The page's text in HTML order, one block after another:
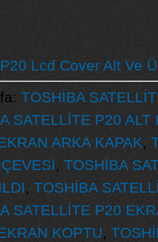
Lcd Cover Alt Ve
TOSHİBA
SATELLİTE P20 ALT
ARKA KAPAK,
, TOSHİBA
, TOSHİBA
SATELLİTE P20
KOPTU,